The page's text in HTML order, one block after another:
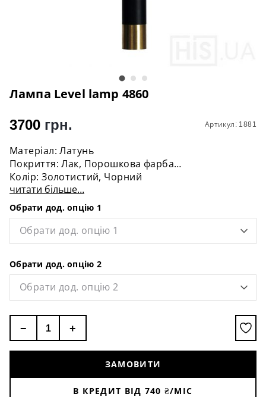
Лампа Level lamp 4860
Артикул: 1881
3700 грн.
Матеріал: Латунь
Покриття: Лак, Порошкова фарба
Колір: Золотиcтий, Чорний
Довжина дроту: 100 см
Діаметр: 6 см
Висота: 40 см
Цоколь: GU10
Потужність: 60W
читати більше...
Обрати дод. опцію 1
Обрати дод. опцію 1
Обрати дод. опцію 2
Обрати дод. опцію 2
− +
ЗАМОВИТИ
В КРЕДИТ ВІД 740 ₴/МІС